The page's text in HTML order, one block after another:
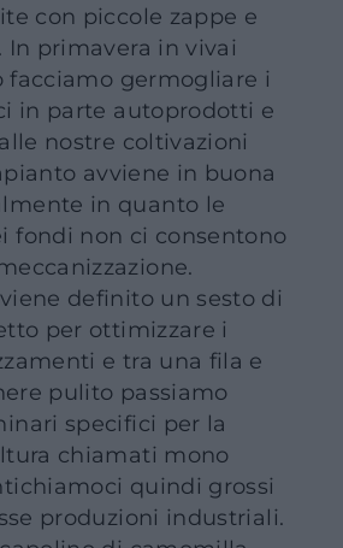
con piccole zappe e
In primavera in vivai
facciamo germogliare i
in parte autoprodotti e
nostre coltivazioni
avviene in buona
in quanto le
fondi non ci consentono
definito un sesto di
per ottimizzare i
e tra una fila e
pulito passiamo
specifici per la
chiamati mono
quindi grossi
produzioni industriali.